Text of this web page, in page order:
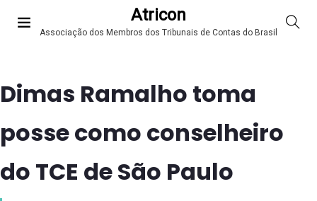
Atricon
Associação dos Membros dos Tribunais de Contas do Brasil
Dimas Ramalho toma
posse como conselheiro
do TCE de São Paulo